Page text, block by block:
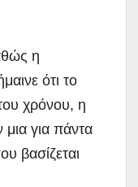
η
ότι το
χρόνου, η
για πάντα
βασίζεται